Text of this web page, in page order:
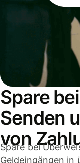
Spare
Senden
von
Spare bei
Geldeingängen in